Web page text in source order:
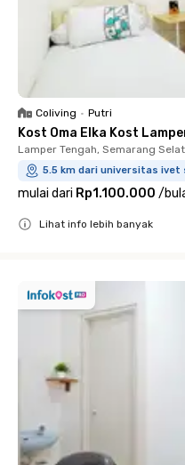
Coliving • Putri
Kost Oma Elka Kost
Lamper Tengah, Semarang
5.5 km dari universitas ivet
mulai dari Rp1.100.000 /
Lihat info lebih banyak